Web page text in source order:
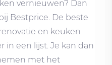
vernieuwen? Dan
Bestprice. De beste
en keuken
in een lijst. Je kan dan
met het